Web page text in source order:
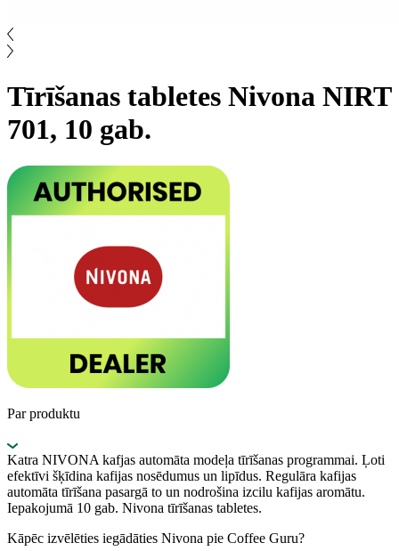
Tīrīšanas tabletes Nivona NIRT
701, 10 gab.
Par produktu
Katra NIVONA kafjas automāta modeļa tīrīšanas programmai. Ļoti
efektīvi šķīdina kafijas nosēdumus un lipīdus. Regulāra kafijas
automāta tīrīšana pasargā to un nodrošina izcilu kafijas aromātu.
Iepakojumā 10 gab. Nivona tīrīšanas tabletes.
Kāpēc izvēlēties iegādāties Nivona pie Coffee Guru?